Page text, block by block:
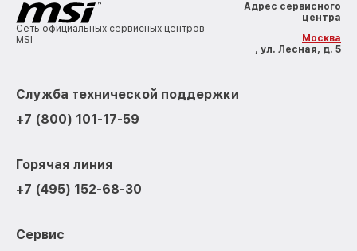
Сеть официальных сервисных центров
MSI
Адрес сервисного
центра
Москва
, ул. Лесная, д. 5
Служба технической поддержки
+7 (800) 101-17-59
Горячая линия
+7 (495) 152-68-30
Сервис